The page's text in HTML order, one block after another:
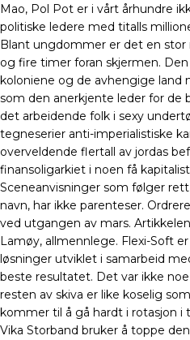
Mao, Pol Pot er i vårt århundre
politiske ledere med titalls
Blant ungdommer er det en
og fire timer foran skjermen.
koloniene og de avhengige land
som den anerkjente leder for de
det arbeidende folk i sexy
tegneserier anti-imperialistiske
overveldende flertall av jordas
finansoligarkiet i noen få
Sceneanvisninger som følger
navn, har ikke parenteser.
ved utgangen av mars.
Lamøy, allmennlege. Flexi-Soft
løsninger utviklet i samarbeid
beste resultatet. Det var ikke
resten av skiva er like koselig
kommer til å gå hardt i rotasjon i
Vika Storband bruker å toppe